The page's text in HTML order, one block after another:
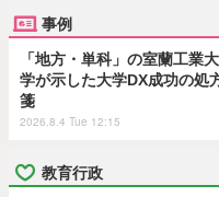
事例
「地方・単科」の室蘭工業大
学が示した大学DX成功の処
箋
2026.8.4 Tue 12:15
教育行政